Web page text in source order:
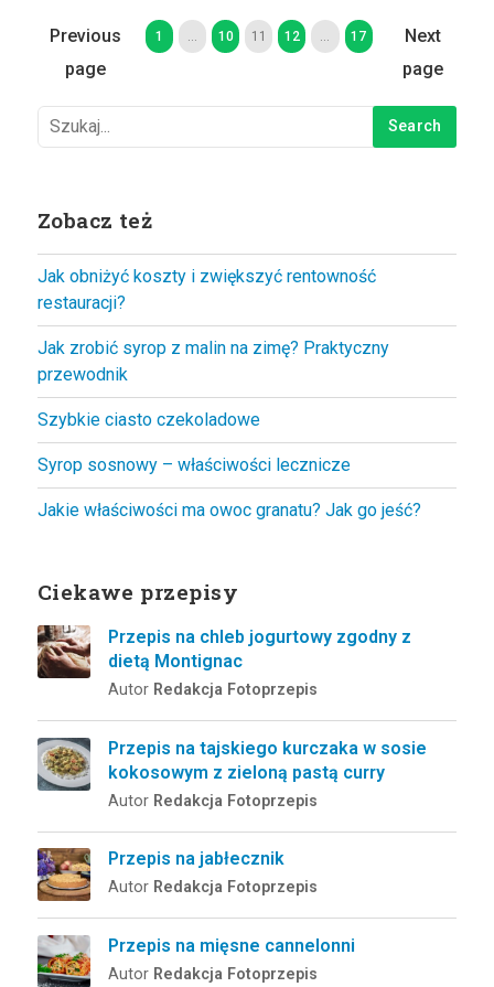
Previous
page
1 10 11 12 17
Next
page
Zobacz też
Jak obniżyć koszty i zwiększyć rentowność
restauracji?
Jak zrobić syrop z malin na zimę? Praktyczny
przewodnik
Szybkie ciasto czekoladowe
Syrop sosnowy – właściwości lecznicze
Jakie właściwości ma owoc granatu? Jak go jeść?
Ciekawe przepisy
Przepis na chleb jogurtowy zgodny z
dietą Montignac
Autor Redakcja Fotoprzepis
Przepis na tajskiego kurczaka w sosie
kokosowym z zieloną pastą curry
Autor Redakcja Fotoprzepis
Przepis na jabłecznik
Autor Redakcja Fotoprzepis
Przepis na mięsne cannelonni
Autor Redakcja Fotoprzepis